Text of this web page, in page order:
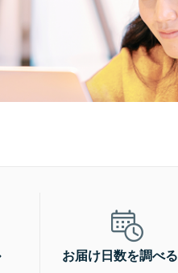
お届け日数を調べる